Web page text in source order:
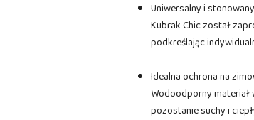
Uniwersalny i
Kubrak Chic został
podkreślając
Idealna ochrona na
Wodoodporny materiał
pozostanie suchy i